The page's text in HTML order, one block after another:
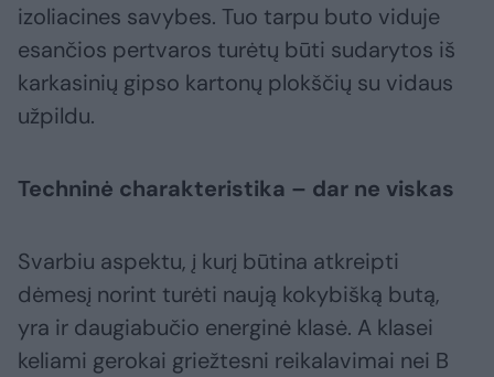
izoliacines savybes. Tuo tarpu buto viduje
esančios pertvaros turėtų būti sudarytos iš
karkasinių gipso kartonų plokščių su vidaus
užpildu.
Techninė charakteristika – dar ne viskas
Svarbiu aspektu, į kurį būtina atkreipti
dėmesį norint turėti naują kokybišką butą,
yra ir daugiabučio energinė klasė. A klasei
keliami gerokai griežtesni reikalavimai nei B